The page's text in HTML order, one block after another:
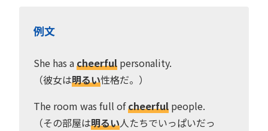
例文
She has acheerful personality.
（彼女は明るい性格だ。）
The room was full ofcheerful people.
（その部屋は明るい人たちでいっぱいだっ